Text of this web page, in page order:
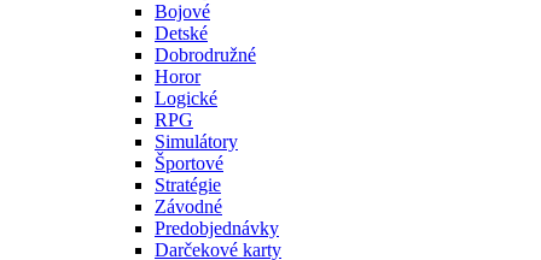
Bojové
Detské
Dobrodružné
Horor
Logické
RPG
Simulátory
Športové
Stratégie
Závodné
Predobjednávky
Darčekové karty